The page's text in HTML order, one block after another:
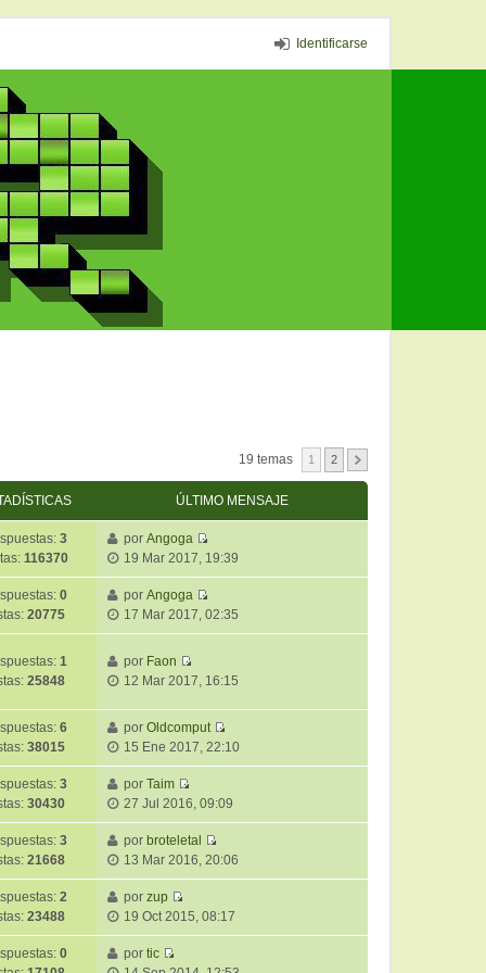
Identificarse
19 temas 1 2
ÚLTIMO MENSAJE
3
116370
porAngoga
V
ú
l
m
o
m
e
n
a
j
e
19 Mar 2017, 19:39
0
20775
porAngoga
V
l
t
i
m
o
e
n
s
a
j
17 Mar 2017, 02:35
1
25848
por Faon
V
r
ú
l
m
o
m
e
s
e
12 Mar 2017, 16:15
6
38015
porOldcomput
V
ú
l
i
m
m
e
15 Ene 2017, 22:10
3
30430
porTaim
V
r
ú
l
i
m
27 Jul 2016, 09:09
3
21668
por broteletal
V
ú
l
13 Mar 2016, 20:06
2
23488
porzup
V
ú
19 Oct 2015, 08:17
0
portic
V